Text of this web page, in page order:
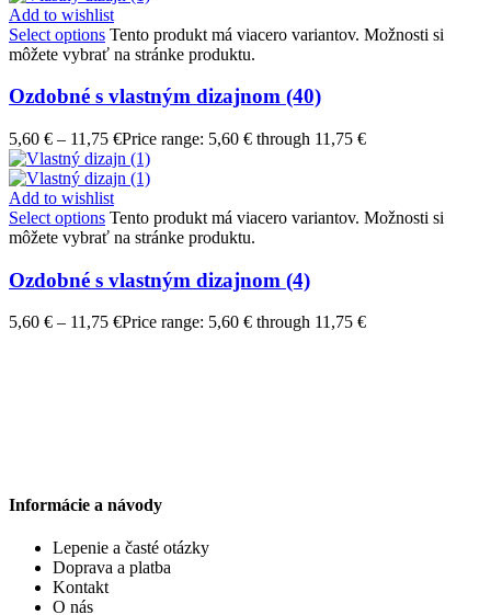
Add to wishlist
Select options Tento produkt má viacero variantov. Možnosti si
môžete vybrať na stránke produktu.
Ozdobné s vlastným dizajnom (40)
5,60 € – 11,75 €Price range: 5,60 € through 11,75 €
Add to wishlist
Select options Tento produkt má viacero variantov. Možnosti si
môžete vybrať na stránke produktu.
Ozdobné s vlastným dizajnom (4)
5,60 € – 11,75 €Price range: 5,60 € through 11,75 €
Informácie a návody
Lepenie a časté otázky
Doprava a platba
Kontakt
O nás